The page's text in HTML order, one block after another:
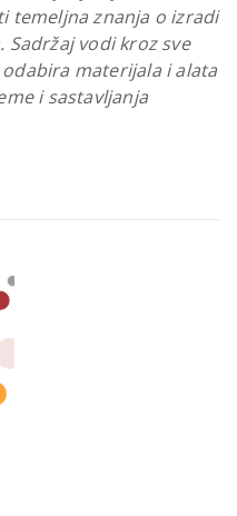
temeljna znanja o izradi
vodi kroz sve
materijala i alata
i sastavljanja